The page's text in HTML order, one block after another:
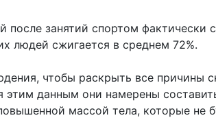
занятий спортом фактически
людей сжигается в среднем 72%.
чтобы раскрыть все причины
этим данным они намерены
массой тела, которые не